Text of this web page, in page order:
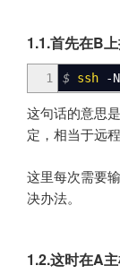
1.1.首先在B
1 $ ssh -
这句话的意思
定，相当于远
这里每次需要
决办法。
1.2.这时在A